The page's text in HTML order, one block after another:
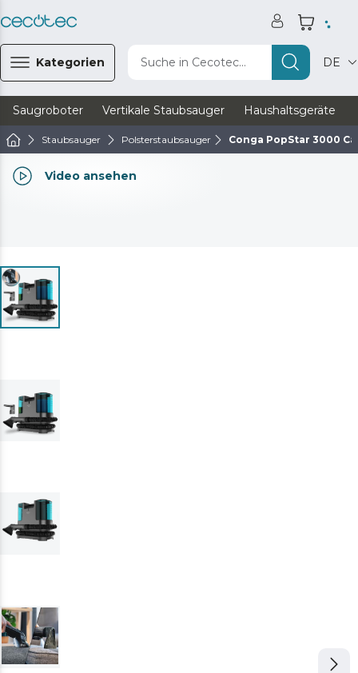
Kategorien Suche in Cecotec... DE
Saugroboter Vertikale Staubsauger Haushaltsgeräte
Staubsauger Polsterstaubsauger Conga PopStar 3000
Video ansehen